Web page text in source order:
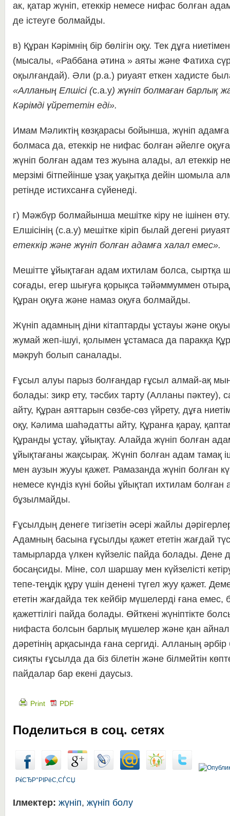
ак, қатар жүніп, етеккір немесе нифас болған
де істеуге болмайды.
в) Құран Кәрімнің бір бөлігін оқу. Тек дұға
(мысалы, «Раббана әтина » аяты және Фатиха
оқылғандай). Әли (р.а.) риуаят еткен хадисте
«Алланың Елшісі (с.а.у) жүніп болмаған барлық
Кәрімді үйрететін еді».
Имам Мәликтің көзқарасы бойынша, жүніп адамға
болмаса да, етеккір не нифас болған әйелге
жүніп болған адам тез жуына алады, ал етеккір
мерзімі бітпейінше ұзақ уақытқа дейін шомыла
ретінде истихсанға сүйенеді.
г) Мәжбүр болмайынша мешітке кіру не ішінен
Елшісінің (с.а.у) мешітке кіріп былай дегені
етеккір және жүніп болған адамға халал емес».
Мешітте ұйықтаған адам ихтилам болса, сыртқа
соғады, егер шығуға қорықса тәйәммуммен
Құран оқуға және намаз оқуға болмайды.
Жүніп адамның діни кітаптарды ұстауы және
жумай жеп-ішуі, қолымен ұстамаса да паракқа
мәкруһ болып саналады.
Ғұсыл алуы парыз болғандар ғұсыл алмай-ақ мына
болады: зикр ету, тәсбих тарту (Алланы пәктеу),
айту, Құран аяттарын сөзбе-сөз үйрету, дұға
оқу, Кәлима шаһәдатты айту, Құранға қарау,
Құранды ұстау, ұйықтау. Алайда жүніп болған
ұйықтағаны жақсырақ. Жүніп болған адам тамақ
мен аузын жууы қажет. Рамазанда жүніп болған
немесе күндіз күні бойы ұйықтап ихтилам
бұзылмайды.
Ғұсылдың денеге тигізетін әсері жайлы
Адамның басына ғұсылды қажет ететін жағдай
тамырларда үлкен күйзеліс пайда болады. Дене
босаңсиды. Міне, сол шаршау мен күйзелісті
тепе-теңдік құру үшін денені түгел жуу қажет.
ететін жағдайда тек кейбір мүшелерді ғана емес,
қажеттілігі пайда болады. Өйткені жүніптікте
нифаста болсын барлық мүшелер және қан
дәретінің арқасында ғана сергиді. Алланың
сияқты ғұсылда да біз білетін және білмейтін
пайдалар бар екені даусыз.
Print PDF
Поделиться в соц. сетях
РќСЂР°РІРёС‚СЃСЏ
Ілмектер: жүніп, жүніп болу